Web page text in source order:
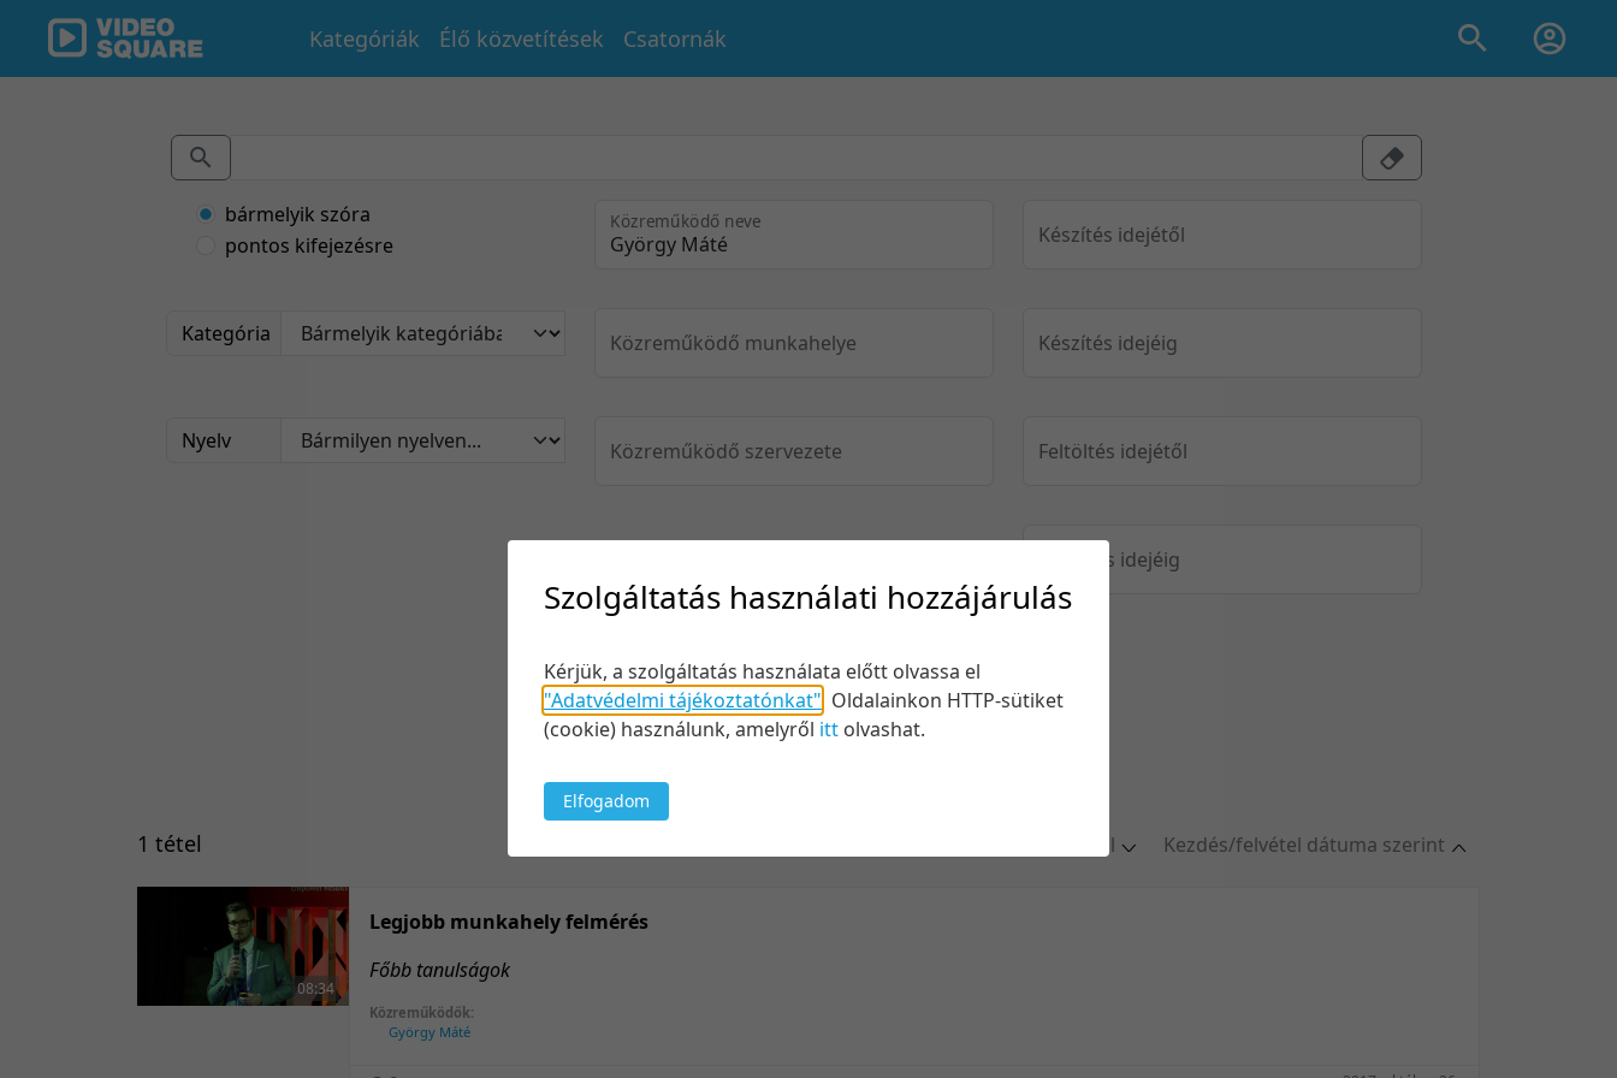
Kategóriák Élő közvetítések Csatornák
bármelyik szóra
pontos kifejezésre
Kategória
Nyelv
Közreműködő neve
Közreműködő munkahelye
Közreműködő szervezete
Készítés idejétől
Készítés idejéig
Feltöltés idejétől
Feltöltés idejéig
Keresés
Kezdés/felvétel dátuma szerint
1 tétel
5 tétel/oldal
08:34
Legjobb munkahely felmérés
Főbb tanulságok
Közreműködők:
György Máté
Szolgáltatás használati hozzájárulás
Kérjük, a szolgáltatás használata előtt olvassa el
"Adatvédelmi tájékoztatónkat" Oldalainkon HTTP-sütiket
(cookie) használunk, amelyről itt olvashat.
Elfogadom